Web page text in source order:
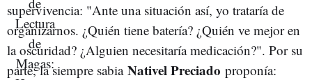
supervivencia: "Ante una situación así, yo trataría de
organizarnos. ¿Quién tiene batería? ¿Quién ve mejor en
la oscuridad? ¿Alguien necesitaría medicación?". Por su
parte, la siempre sabia NativelPreciado proponía: